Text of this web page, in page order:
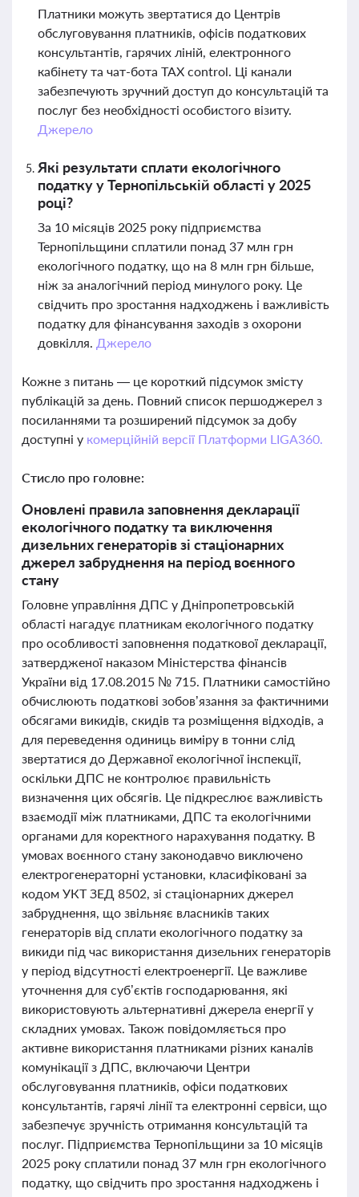
Платники можуть звертатися до Центрів
обслуговування платників, офісів податкових
консультантів, гарячих ліній, електронного
кабінету та чат-бота TAX control. Ці канали
забезпечують зручний доступ до консультацій та
послуг без необхідності особистого візиту.
Джерело
Які результати сплати екологічного
податку у Тернопільській області у 2025
році?
За 10 місяців 2025 року підприємства
Тернопільщини сплатили понад 37 млн грн
екологічного податку, що на 8 млн грн більше,
ніж за аналогічний період минулого року. Це
свідчить про зростання надходжень і важливість
податку для фінансування заходів з охорони
довкілля. Джерело
Кожне з питань — це короткий підсумок змісту
публікацій за день. Повний список першоджерел з
посиланнями та розширений підсумок за добу
доступні у комерційній версії Платформи LIGA360.
Стисло про головне:
Оновлені правила заповнення декларації
екологічного податку та виключення
дизельних генераторів зі стаціонарних
джерел забруднення на період воєнного
стану
Головне управління ДПС у Дніпропетровській
області нагадує платникам екологічного податку
про особливості заповнення податкової декларації,
затвердженої наказом Міністерства фінансів
України від 17.08.2015 № 715. Платники самостійно
обчислюють податкові зобов’язання за фактичними
обсягами викидів, скидів та розміщення відходів, а
для переведення одиниць виміру в тонни слід
звертатися до Державної екологічної інспекції,
оскільки ДПС не контролює правильність
визначення цих обсягів. Це підкреслює важливість
взаємодії між платниками, ДПС та екологічними
органами для коректного нарахування податку. В
умовах воєнного стану законодавчо виключено
електрогенераторні установки, класифіковані за
кодом УКТ ЗЕД 8502, зі стаціонарних джерел
забруднення, що звільняє власників таких
генераторів від сплати екологічного податку за
викиди під час використання дизельних генераторів
у період відсутності електроенергії. Це важливе
уточнення для суб’єктів господарювання, які
використовують альтернативні джерела енергії у
складних умовах. Також повідомляється про
активне використання платниками різних каналів
комунікації з ДПС, включаючи Центри
обслуговування платників, офіси податкових
консультантів, гарячі лінії та електронні сервіси, що
забезпечує зручність отримання консультацій та
послуг. Підприємства Тернопільщини за 10 місяців
2025 року сплатили понад 37 млн грн екологічного
податку, що свідчить про зростання надходжень і